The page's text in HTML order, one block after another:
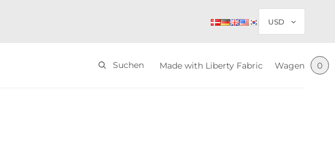
Suchen Made with Liberty Fabric Wagen 0